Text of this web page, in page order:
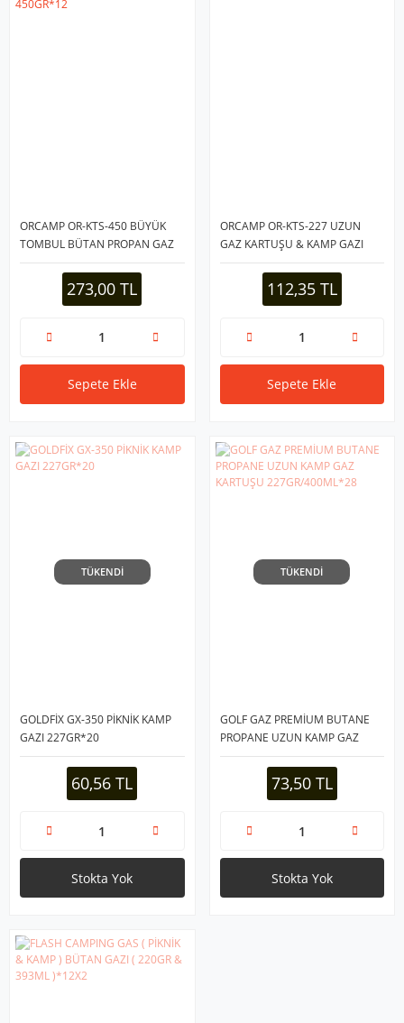
ORCAMP OR-KTS-450 BÜYÜK
TOMBUL BÜTAN PROPAN GAZ
KARTUŞ KORE TİPİ OCAKLAR
İÇİN 450GR*12273,00 TL
Sepete Ekle
ORCAMP OR-KTS-227 UZUN
GAZ KARTUŞU & KAMP GAZI
227GR*24
112,35 TL
Sepete Ekle
TÜKENDİ
GOLDFİX GX-350 PİKNİK KAMP
GAZI 227GR*20
60,56 TL
Stokta Yok
TÜKENDİ
GOLF GAZ PREMİUM BUTANE
PROPANE UZUN KAMP GAZ
KARTUŞU 227GR/400ML*28
73,50 TL
Stokta Yok